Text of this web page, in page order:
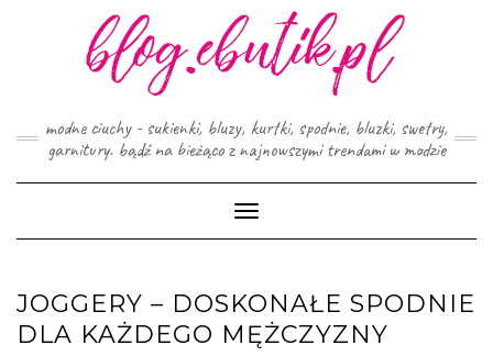
modne ciuchy - sukienki, bluzy, kurtki, spodnie, bluzki, swetry,
garnitury. bądź na bieżąco z najnowszymi trendami w modzie
Toggle
Navigation
JOGGERY – DOSKONAŁE SPODNIE
DLA KAŻDEGO MĘŻCZYZNY